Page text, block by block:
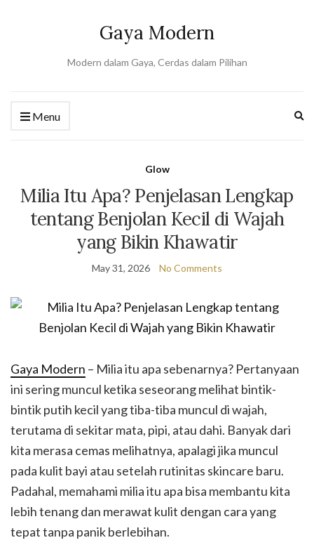
Gaya Modern
Modern dalam Gaya, Cerdas dalam Pilihan
Menu
Glow
Milia Itu Apa? Penjelasan Lengkap
tentang Benjolan Kecil di Wajah
yang Bikin Khawatir
May 31, 2026 No Comments
Gaya Modern – Milia itu apa sebenarnya? Pertanyaan
ini sering muncul ketika seseorang melihat bintik-
bintik putih kecil yang tiba-tiba muncul di wajah,
terutama di sekitar mata, pipi, atau dahi. Banyak dari
kita merasa cemas melihatnya, apalagi jika muncul
pada kulit bayi atau setelah rutinitas skincare baru.
Padahal, memahami milia itu apa bisa membantu kita
lebih tenang dan merawat kulit dengan cara yang
tepat tanpa panik berlebihan.